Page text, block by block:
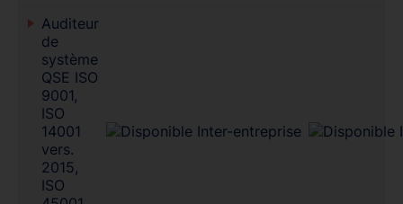
Auditeur
de
système
QSE ISO
9001,
ISO
14001
vers.
2015,
ISO